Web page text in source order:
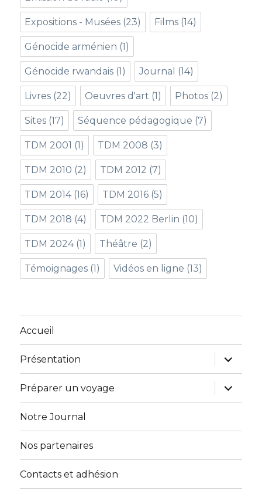
Expositions - Musées (23) Films (14)
Génocide arménien (1)
Génocide rwandais (1) Journal (14)
Livres (22) Oeuvres d'art (1) Photos (2)
Sites (17) Séquence pédagogique (7)
TDM 2001 (1) TDM 2008 (3)
TDM 2010 (2) TDM 2012 (7)
TDM 2014(16) TDM 2016 (5)
TDM 2018 (4) TDM 2022 Berlin (10)
TDM 2024(1) Théâtre (2)
Témoignages (1) Vidéos en ligne (13)
Accueil
Présentation
ouvrir
le
sous-
menu
Préparer un voyage
ouvrir
le
sous-
Notre Journal
Nos partenaires
Contacts et adhésion